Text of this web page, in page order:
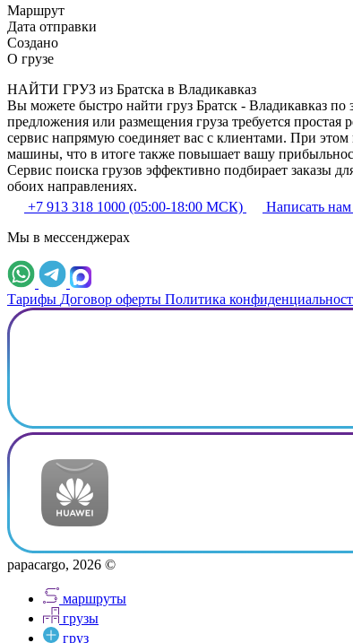
Маршрут
Дата отправки
Создано
О грузе
НАЙТИ ГРУЗ из Братска в Владикавказ
Вы можете быстро найти груз Братск - Владикавказ по
предложения или размещения груза требуется
сервис напрямую соединяет вас с клиентами. При
машины, что в итоге также повышает вашу
Сервис поиска грузов эффективно подбирает заказы
обоих направлениях.
+7 913 318 1000 (05:00-18:00 МСК)
Написать нам
Мы в мессенджерах
Тарифы Договор оферты Политика
papacargo, 2026 ©
маршруты
грузы
груз